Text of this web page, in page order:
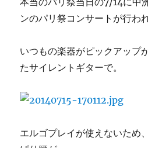
ンのパリ祭コンサートが行わ
いつもの楽器がピックアップ
たサイレントギターで。
エルゴプレイが使えないため